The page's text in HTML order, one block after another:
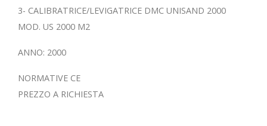
3- CALIBRATRICE/LEVIGATRICE DMC UNISAND 2000
MOD. US 2000 M2
ANNO: 2000
NORMATIVE CE
PREZZO A RICHIESTA